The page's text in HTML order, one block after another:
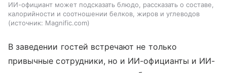
ИИ-официант может подсказать блюдо, рассказать о составе,
калорийности и соотношении белков, жиров и углеводов
источник: Magnific.com
В заведении гостей встречают не только
привычные сотрудники, но и ИИ-официанты и ИИ-